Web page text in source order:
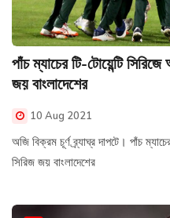
পাঁচ ম্যাচের টি-টোয়েন্টি
জয় বাংলাদেশের
10 Aug 2021
অজি বিক্রম চূর্ণ ব্র্যাঘ্র দাপটে। পাঁচ
সিরিজ জয় বাংলাদেশের